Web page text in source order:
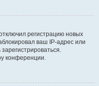
регистрацию новых
ваш IP-адрес или
конференции.